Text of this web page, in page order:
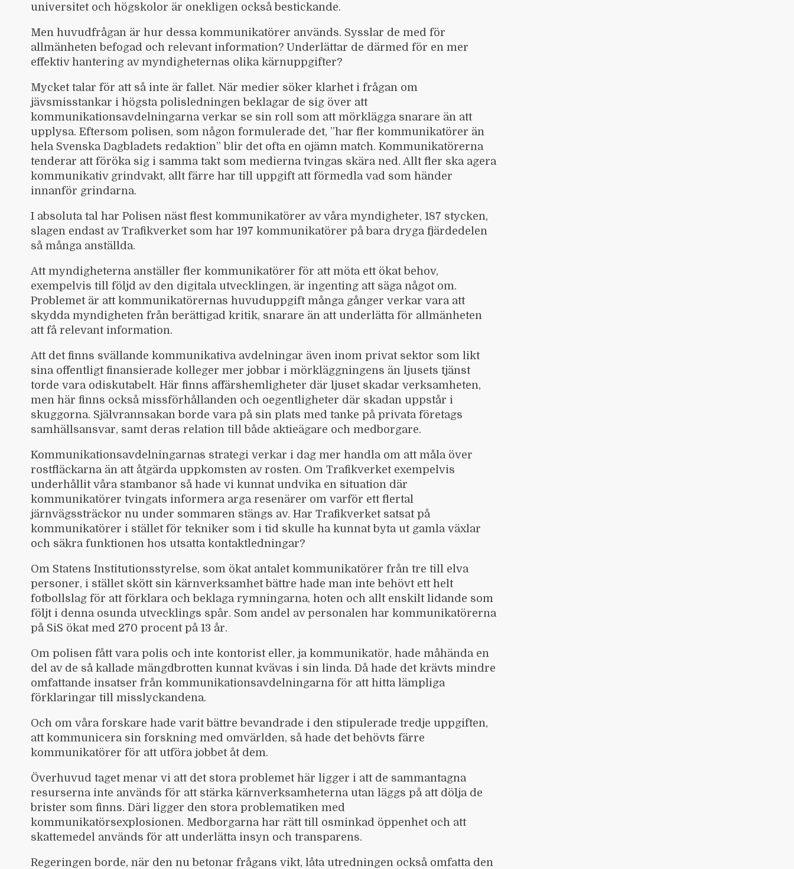
universitet och högskolor är onekligen också bestickande.
Men huvudfrågan är hur dessa kommunikatörer används. Sysslar de med för
allmänheten befogad och relevant information? Underlättar de därmed för en mer
effektiv hantering av myndigheternas olika kärnuppgifter?
Mycket talar för att så inte är fallet. När medier söker klarhet i frågan om
jävsmisstankar i högsta polisledningen beklagar de sig över att
kommunikationsavdelningarna verkar se sin roll som att mörklägga snarare än att
upplysa. Eftersom polisen, som någon formulerade det, ”har fler kommunikatörer än
hela Svenska Dagbladets redaktion” blir det ofta en ojämn match. Kommunikatörerna
tenderar att föröka sig i samma takt som medierna tvingas skära ned. Allt fler ska agera
kommunikativ grindvakt, allt färre har till uppgift att förmedla vad som händer
innanför grindarna.
I absoluta tal har Polisen näst flest kommunikatörer av våra myndigheter, 187 stycken,
slagen endast av Trafikverket som har 197 kommunikatörer på bara dryga fjärdedelen
så många anställda.
Att myndigheterna anställer fler kommunikatörer för att möta ett ökat behov,
exempelvis till följd av den digitala utvecklingen, är ingenting att säga något om.
Problemet är att kommunikatörernas huvuduppgift många gånger verkar vara att
skydda myndigheten från berättigad kritik, snarare än att underlätta för allmänheten
att få relevant information.
Att det finns svällande kommunikativa avdelningar även inom privat sektor som likt
sina offentligt finansierade kolleger mer jobbar i mörkläggningens än ljusets tjänst
torde vara odiskutabelt. Här finns affärshemligheter där ljuset skadar verksamheten,
men här finns också missförhållanden och oegentligheter där skadan uppstår i
skuggorna. Självrannsakan borde vara på sin plats med tanke på privata företags
samhällsansvar, samt deras relation till både aktieägare och medborgare.
Kommunikationsavdelningarnas strategi verkar i dag mer handla om att måla över
rostfläckarna än att åtgärda uppkomsten av rosten. Om Trafikverket exempelvis
underhållit våra stambanor så hade vi kunnat undvika en situation där
kommunikatörer tvingats informera arga resenärer om varför ett flertal
järnvägssträckor nu under sommaren stängs av. Har Trafikverket satsat på
kommunikatörer i stället för tekniker som i tid skulle ha kunnat byta ut gamla växlar
och säkra funktionen hos utsatta kontaktledningar?
Om Statens Institutionsstyrelse, som ökat antalet kommunikatörer från tre till elva
personer, i stället skött sin kärnverksamhet bättre hade man inte behövt ett helt
fotbollslag för att förklara och beklaga rymningarna, hoten och allt enskilt lidande som
följt i denna osunda utvecklings spår. Som andel av personalen har kommunikatörerna
på SiS ökat med 270 procent på 13 år.
Om polisen fått vara polis och inte kontorist eller, ja kommunikatör, hade måhända en
del av de så kallade mängdbrotten kunnat kvävas i sin linda. Då hade det krävts mindre
omfattande insatser från kommunikationsavdelningarna för att hitta lämpliga
förklaringar till misslyckandena.
Och om våra forskare hade varit bättre bevandrade i den stipulerade tredje uppgiften,
att kommunicera sin forskning med omvärlden, så hade det behövts färre
kommunikatörer för att utföra jobbet åt dem.
Överhuvud taget menar vi att det stora problemet här ligger i att de sammantagna
resurserna inte används för att stärka kärnverksamheterna utan läggs på att dölja de
brister som finns. Däri ligger den stora problematiken med
kommunikatörsexplosionen. Medborgarna har rätt till osminkad öppenhet och att
skattemedel används för att underlätta insyn och transparens.
Regeringen borde, när den nu betonar frågans vikt, låta utredningen också omfatta den